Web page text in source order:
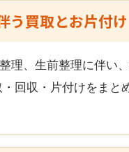
う買取とお片付け
理、生前整理に伴い
回収・片付けをま